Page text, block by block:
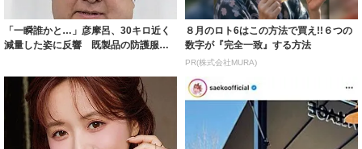
「一瞬誰かと…」彦摩呂、30キロ近く
減量した姿に反響 既製品の防護服が
８月のロト6はこの方法で買え!!６つの
数字が『完全一致』する方法
PR(株式会社MURA)